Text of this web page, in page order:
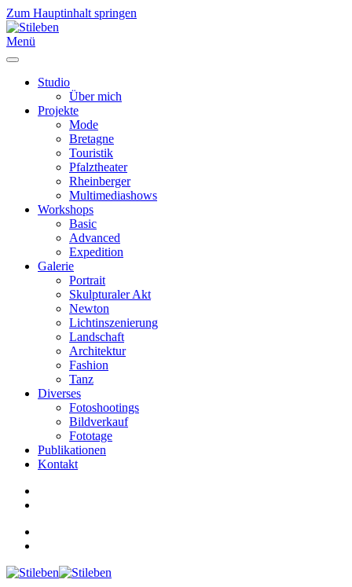
Zum Hauptinhalt springen
Menü
Studio
Über mich
Projekte
Mode
Bretagne
Touristik
Pfalztheater
Rheinberger
Multimediashows
Workshops
Basic
Advanced
Expedition
Galerie
Portrait
Skulpturaler Akt
Newton
Lichtinszenierung
Landschaft
Architektur
Fashion
Tanz
Diverses
Fotoshootings
Bildverkauf
Fototage
Publikationen
Kontakt